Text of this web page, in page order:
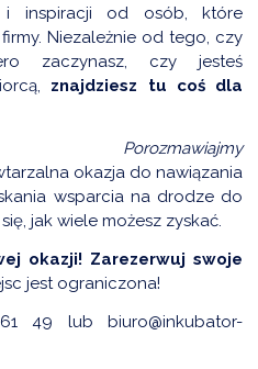
i inspiracji od osób, które
Niezależnie od tego, czy
zaczynasz, czy jesteś
znajdziesz tu coś dla
Porozmawiajmy
okazja do nawiązania
wsparcia na drodze do
jak wiele możesz zyskać.
okazji! Zarezerwuj swoje
jest ograniczona!
49 lub biuro@inkubator-